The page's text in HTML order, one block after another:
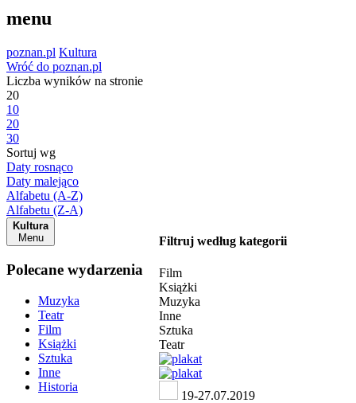
menu
poznan.pl Kultura
Wróć do poznan.pl
Liczba wyników na stronie
20
10
20
30
Sortuj wg
Daty rosnąco
Daty malejąco
Alfabetu (A-Z)
Alfabetu (Z-A)
Kultura
Menu
Polecane wydarzenia
Muzyka
Teatr
Film
Książki
Sztuka
Inne
Historia
Filtruj według kategorii
Film
Książki
Muzyka
Inne
Sztuka
Teatr
19-27.07.2019